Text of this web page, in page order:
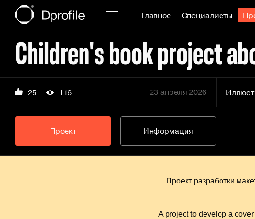
Главное Специалисты
Сhildren's book project
25 116 23 апреля 2026
Проект Информация
Проект разработки
A project to develop a